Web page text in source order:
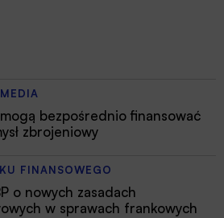
bezpośrednio finansować
zbrojeniowy
FINANSOWEGO
o nowych zasadach
w sprawach frankowych